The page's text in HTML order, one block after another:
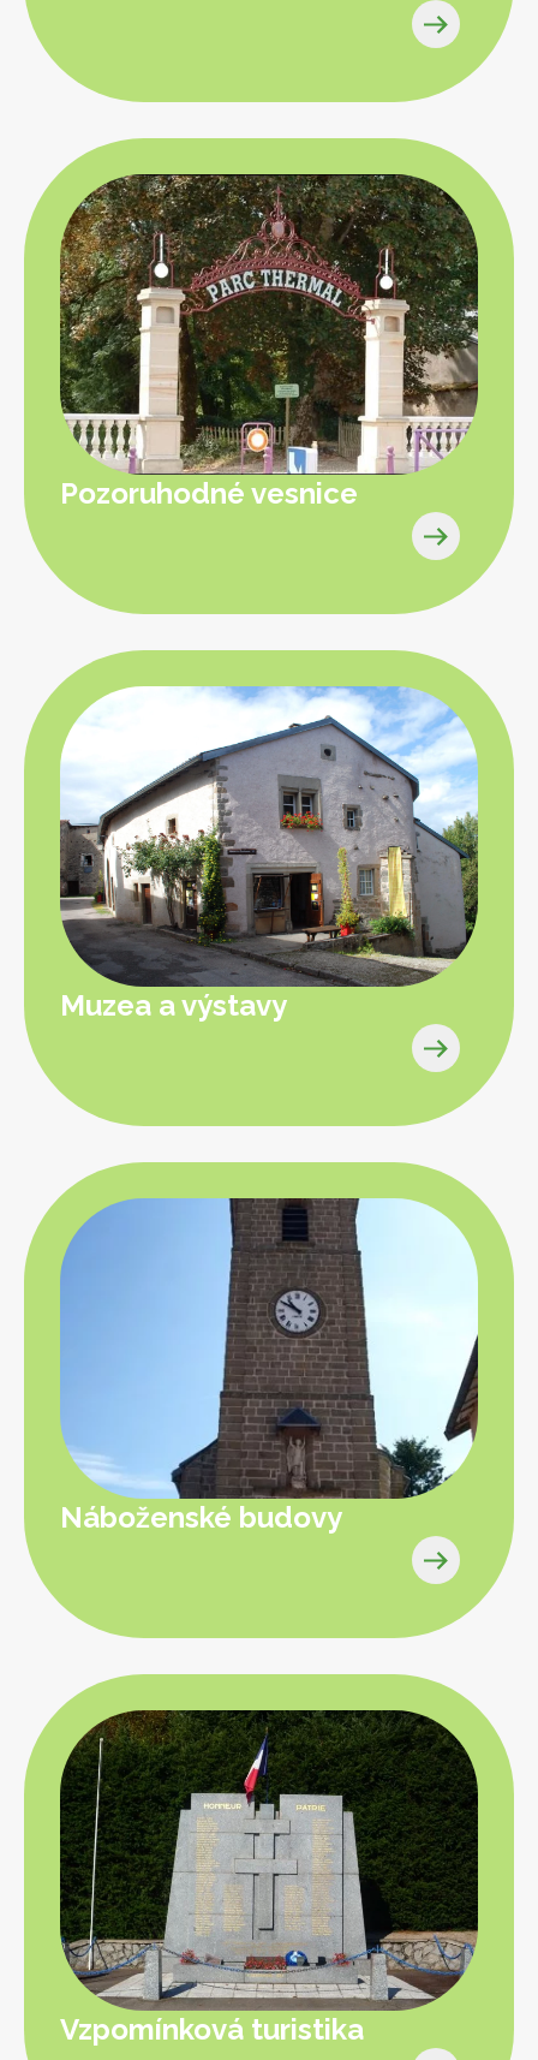
Pozoruhodné vesnice
Muzea a výstavy
Náboženské budovy
Vzpomínková turistika